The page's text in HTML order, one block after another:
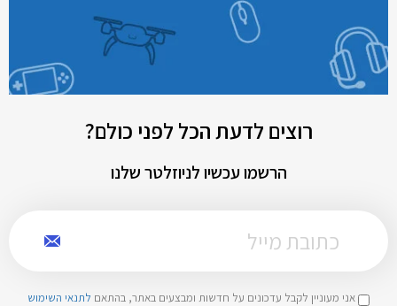
רוצים לדעת הכל לפני כולם?
הרשמו עכשיו לניוזלטר שלנו
אני מעוניין לקבל עדכונים על חדשות ומבצעים באתר, בהתאם לתנאי השימוש